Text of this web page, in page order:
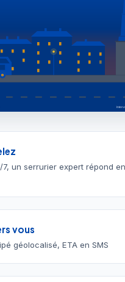
7, un serrurier expert répond
vous
géolocalisé, ETA en SMS